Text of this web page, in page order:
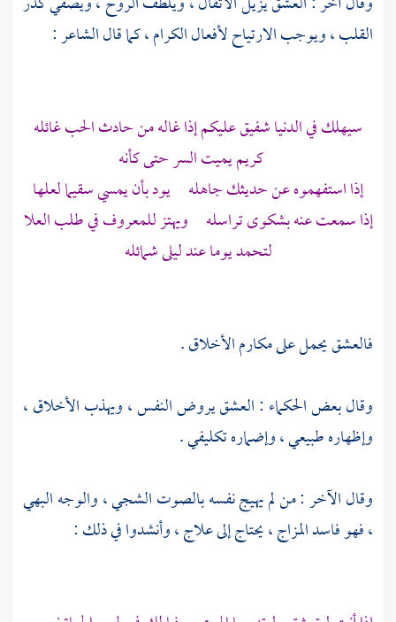
القلب ، ويوجب الارتياح لأفعال الكرام ، كما قال الشاعر :
سيهلك في الدنيا شفيق عليكم إذا غاله من حادث الحب غائله
كريم يميت السر حتى كأنه
إذا استفهموه عن حديثك جاهله يود بأن يمسي سقيما لعلها
إذا سمعت عنه بشكوى تراسله ويهتز للمعروف في طلب العلا
لتحمد يوما عند ليلى شمائله
فالعشق يحمل على مكارم الأخلاق .
وقال بعض الحكماء : العشق يروض النفس ، ويهذب الأخلاق ،
وإظهاره طبيعي ، وإضماره تكليفي .
وقال الآخر : من لم يهيج نفسه بالصوت الشجي ، والوجه البهي
، فهو فاسد المزاج ، يحتاج إلى علاج ، وأنشدوا في ذلك :